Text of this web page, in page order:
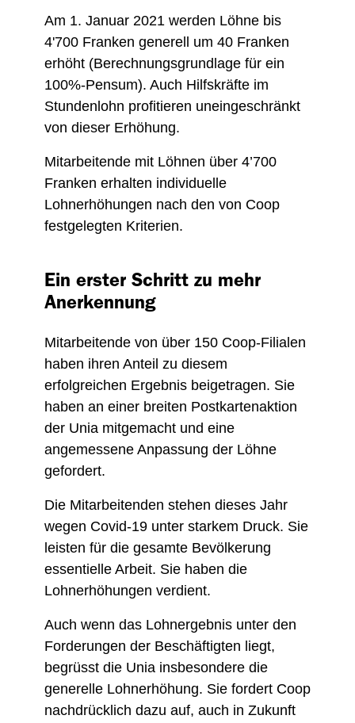
Am 1. Januar 2021 werden Löhne bis
4'700 Franken generell um 40 Franken
erhöht (Berechnungsgrundlage für ein
100%-Pensum). Auch Hilfskräfte im
Stundenlohn profitieren uneingeschränkt
von dieser Erhöhung.
Mitarbeitende mit Löhnen über 4’700
Franken erhalten individuelle
Lohnerhöhungen nach den von Coop
festgelegten Kriterien.
Ein erster Schritt zu mehr
Anerkennung
Mitarbeitende von über 150 Coop-Filialen
haben ihren Anteil zu diesem
erfolgreichen Ergebnis beigetragen. Sie
haben an einer breiten Postkartenaktion
der Unia mitgemacht und eine
angemessene Anpassung der Löhne
gefordert.
Die Mitarbeitenden stehen dieses Jahr
wegen Covid-19 unter starkem Druck. Sie
leisten für die gesamte Bevölkerung
essentielle Arbeit. Sie haben die
Lohnerhöhungen verdient.
Auch wenn das Lohnergebnis unter den
Forderungen der Beschäftigten liegt,
begrüsst die Unia insbesondere die
generelle Lohnerhöhung. Sie fordert Coop
nachdrücklich dazu auf, auch in Zukunft